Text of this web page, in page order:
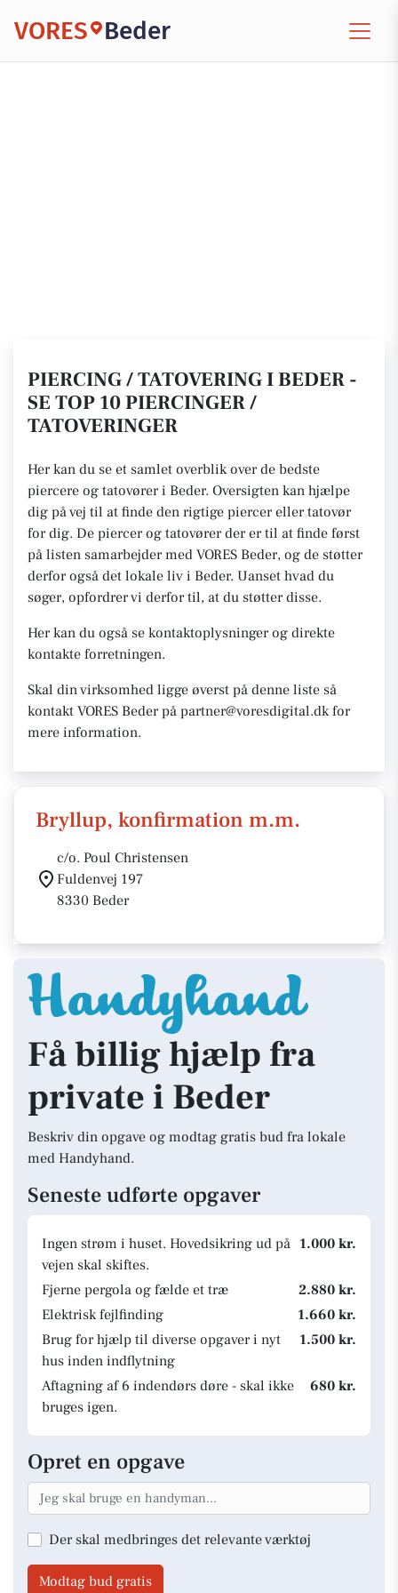
VORES Beder
PIERCING / TATOVERING I BEDER -
SE TOP 10 PIERCINGER /
TATOVERINGER
Her kan du se et samlet overblik over de bedste
piercere og tatovører i Beder. Oversigten kan hjælpe
dig på vej til at finde den rigtige piercer eller tatovør
for dig. De piercer og tatovører der er til at finde først
på listen samarbejder med VORES Beder, og de støtter
derfor også det lokale liv i Beder. Uanset hvad du
søger, opfordrer vi derfor til, at du støtter disse.
Her kan du også se kontaktoplysninger og direkte
kontakte forretningen.
Skal din virksomhed ligge øverst på denne liste så
kontakt VORES Beder på partner@voresdigital.dk for
mere information.
Bryllup, konfirmation m.m.
c/o. Poul Christensen
Fuldenvej 197
8330 Beder
Få billig hjælp fra
private i Beder
Beskriv din opgave og modtag gratis bud fra lokale
med Handyhand.
Seneste udførte opgaver
Ingen strøm i huset. Hovedsikring ud på
vejen skal skiftes.
1.000 kr.
Fjerne pergola og fælde et træ
2.880 kr.
Elektrisk fejlfinding
1.660 kr.
Brug for hjælp til diverse opgaver i nyt
hus inden indflytning
1.500 kr.
Aftagning af 6 indendørs døre - skal ikke
bruges igen.
680 kr.
Opret en opgave
Der skal medbringes det relevante værktøj
Modtag bud gratis